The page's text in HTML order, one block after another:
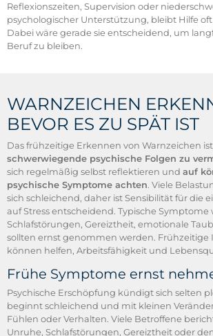
Reflexionszeiten, Supervision oder
psychologischer Unterstützung, bleibt Hilfe
Dabei wäre gerade sie entscheidend, um
Beruf zu bleiben.
WARNZEICHEN
BEVOR ES ZU SPÄT IST
Das frühzeitige Erkennen von Warnzeichen
schwerwiegende psychische Folgen zu
sich regelmäßig selbst reflektieren und auf
psychische Symptome achten. Viele
sich schleichend, daher ist Sensibilität für die
auf Stress entscheidend. Typische Symptome
Schlafstörungen, Gereiztheit, emotionale
sollten ernst genommen werden. Frühzeitige
können helfen, Arbeitsfähigkeit und
Frühe Symptome ernst
Psychische Erschöpfung kündigt sich selten
beginnt schleichend und mit kleinen
Fühlen oder Verhalten. Viele Betroffene
Unruhe, Schlafstörungen, Gereiztheit oder